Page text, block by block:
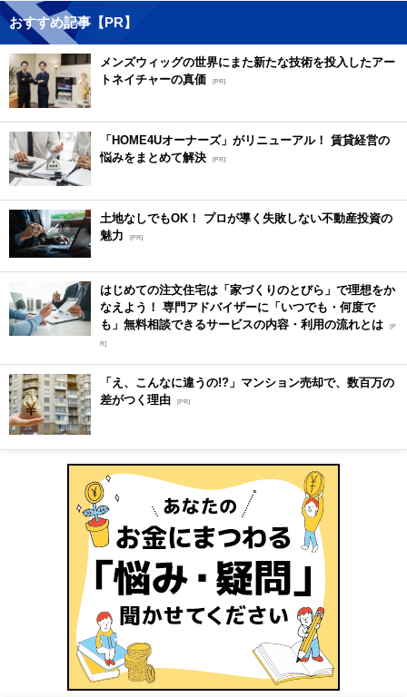
おすすめ記事【PR】
メンズウィッグの世界にまた新たな技術を投入したアー
トネイチャーの真価 [PR]
「HOME4Uオーナーズ」がリニューアル！ 賃貸経営の
悩みをまとめて解決 [PR]
土地なしでもOK！ プロが導く失敗しない不動産投資の
魅力
[PR]
はじめての注文住宅は「家づくりのとびら」で理想をか
なえよう！ 専門アドバイザーに「いつでも・何度で
も」無料相談できるサービスの内容・利用の流れとは [P
R]
「え、こんなに違うの!?」マンション売却で、数百万の
差がつく理由 [PR]